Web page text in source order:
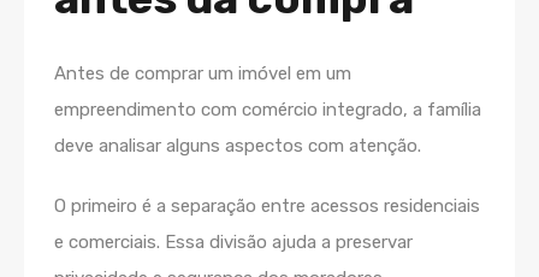
Antes de comprar um imóvel em um
empreendimento com comércio integrado, a família
deve analisar alguns aspectos com atenção.
O primeiro é a separação entre acessos residenciais
e comerciais. Essa divisão ajuda a preservar